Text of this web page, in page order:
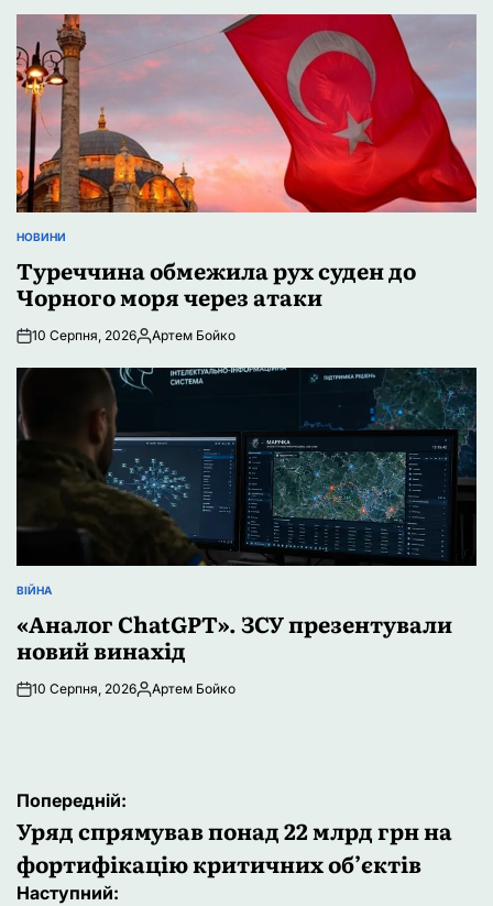
ОПУБЛІКУВАТИ
НОВИНИ
Туреччина обмежила рух суден до
Чорного моря через атаки
10 Серпня, 2026Опубліковано
Артем Бойко
ОПУБЛІКУВАТИ
ВІЙНА
«Аналог ChatGPT». ЗСУ презентували
новий винахід
10 Серпня, 2026Опубліковано
Артем Бойко
Навігація
записів
Попередній:
Уряд спрямував понад 22 млрд грн на
фортифікацію критичних об’єктів
Наступний: